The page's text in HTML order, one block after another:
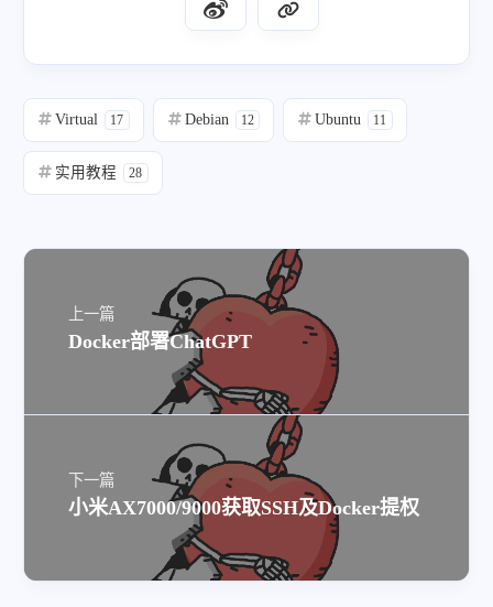
Virtual 17 Debian 12 Ubuntu 11
实用教程 28
上一篇
Docker部署ChatGPT
下一篇
小米AX7000/9000获取SSH及Docker提权